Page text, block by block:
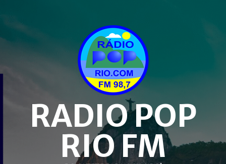
content
RADIO POP
RIO FM